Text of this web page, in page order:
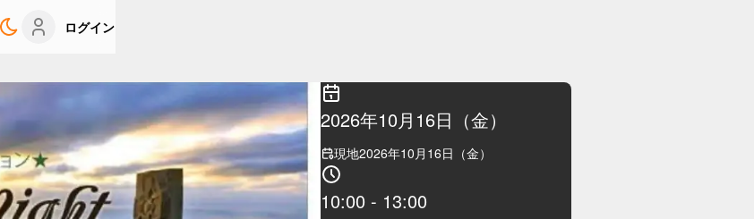
ログイン
2026年10月16日（金）
現地2026年10月16日（金）
10:00 - 13:00